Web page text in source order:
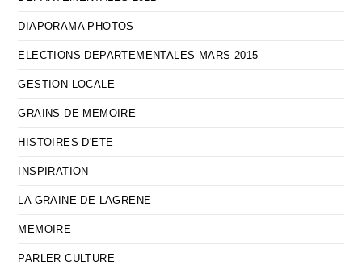
DIAPORAMA PHOTOS
ELECTIONS DEPARTEMENTALES MARS 2015
GESTION LOCALE
GRAINS DE MEMOIRE
HISTOIRES D'ETE
INSPIRATION
LA GRAINE DE LAGRENE
MEMOIRE
PARLER CULTURE